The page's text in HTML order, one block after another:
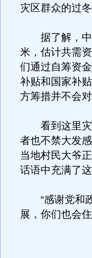
灾区群众的过
据了解，中
米，估计共需
们通过自筹资
补贴和国家补
方筹措并不会
看到这里灾
者也不禁大发
当地村民大爷
话语中充满了
“感谢党和政
展，你们也会